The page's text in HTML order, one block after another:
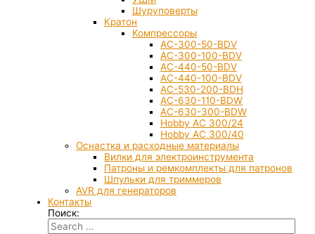
Шуруповерты
Кратон
Компрессоры
AC-300-50-BDV
AC-300-100-BDV
AC-440-50-BDV
AC-440-100-BDV
AC-530-200-BDH
AC-630-110-BDW
AC-630-300-BDW
Hobby AC 300/24
Hobby AC 300/40
Оснастка и расходные материалы
Вилки для электроинструмента
Патроны и ремкомплекты для патронов
Шпульки для триммеров
AVR для генераторов
Контакты
Поиск: